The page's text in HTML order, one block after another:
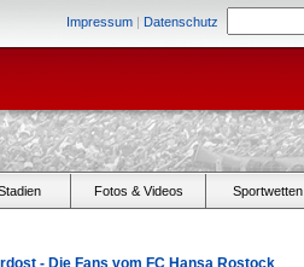
Impressum | Datenschutz
Fotos & Videos Sportwetten
- Die Fans vom FC Hansa Rostock